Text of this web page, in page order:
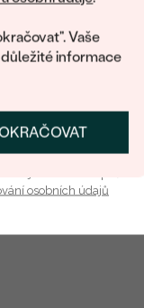
Vaše
informace
A ZÍSKAT SLEVU
osobních údajů